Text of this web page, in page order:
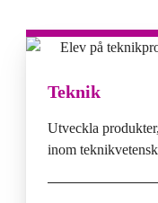
Teknik
Utveckla
inom